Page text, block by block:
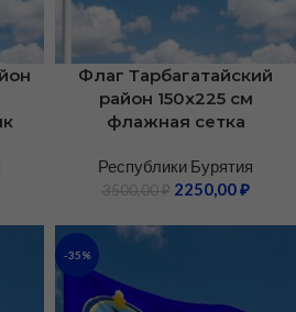
Флаг Тарбагатайский
район 150х225 см
флажная сетка
Республики Бурятия
3500,00₽ 2250,00₽
-35%